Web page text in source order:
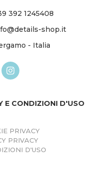
392 1245408
shop.it
- Italia
E CONDIZIONI D'USO
PRIVACY
PRIVACY
D'USO